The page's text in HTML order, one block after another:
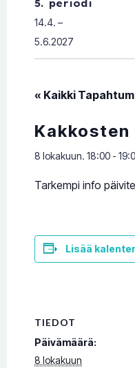
5. periodi
14.4. –
5.6.2027
« Kaikki
8 lokakuun. 18:00 -
Tarkempi info
Lisää
TIEDOT
Päivämäärä:
8 lokakuun